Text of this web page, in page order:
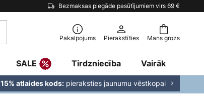
Bezmaksas piegāde pasūtījumiem virs 69 €
Mans grozs
Pakalpojums Pierakstīties
SALE Tirdzniecība Vairāk
15% atlaides kods: pieraksties jaunumu vēstkopai